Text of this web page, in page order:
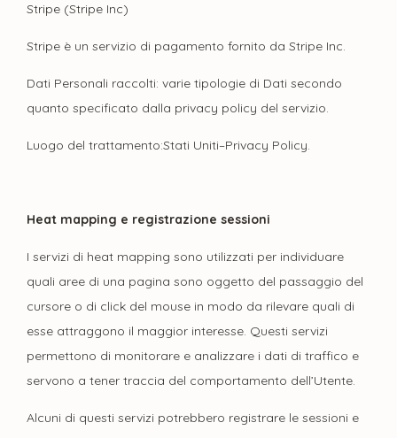
Stripe (Stripe Inc)
Stripe è un servizio di pagamento fornito da Stripe Inc.
Dati Personali raccolti: varie tipologie di Dati secondo
quanto specificato dalla privacy policy del servizio.
Luogo del trattamento:Stati Uniti–Privacy Policy.
Heat mapping e registrazione sessioni
I servizi di heat mapping sono utilizzati per individuare
quali aree di una pagina sono oggetto del passaggio del
cursore o di click del mouse in modo da rilevare quali di
esse attraggono il maggior interesse. Questi servizi
permettono di monitorare e analizzare i dati di traffico e
servono a tener traccia del comportamento dell’Utente.
Alcuni di questi servizi potrebbero registrare le sessioni e